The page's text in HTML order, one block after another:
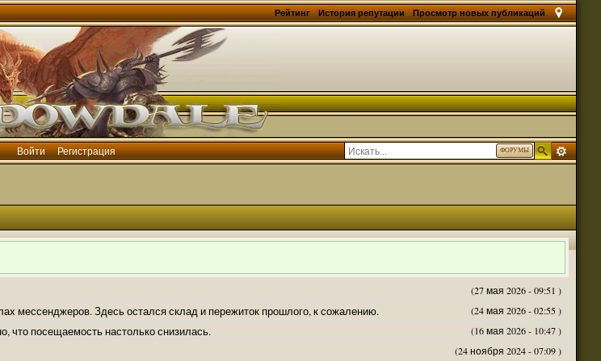
Просмотр новых публикаций
История репутации
Рейтинг
ФОРУМЫ
Войти Регистрация
(27 мая 2026 - 09:51 )
(24 мая 2026 - 02:55 )
мессенджеров. Здесь остался склад и пережиток прошлого, к сожалению.
(16 мая 2026 - 10:47 )
что посещаемость настолько снизилась.
(24 ноября 2024 - 07:09 )